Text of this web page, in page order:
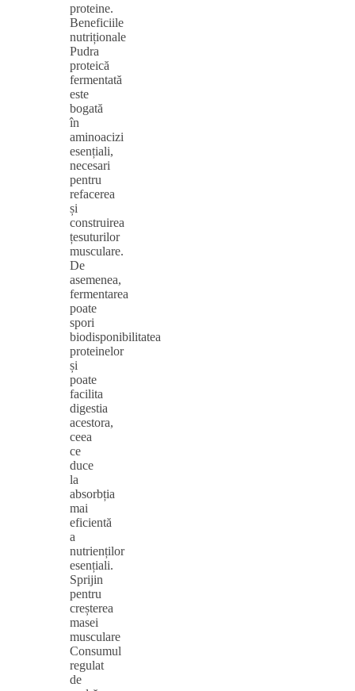
proteine.
Beneficiile
nutriționale
Pudra
proteică
fermentată
este
bogată
în
aminoacizi
esențiali,
necesari
pentru
refacerea
și
construirea
țesuturilor
musculare.
De
asemenea,
fermentarea
poate
spori
biodisponibilitatea
proteinelor
și
poate
facilita
digestia
acestora,
ceea
ce
duce
la
absorbția
mai
eficientă
a
nutrienților
esențiali.
Sprijin
pentru
creșterea
masei
musculare
Consumul
regulat
de